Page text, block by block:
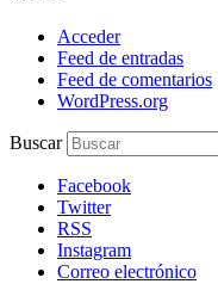
Acceder
Feed de entradas
Feed de comentarios
WordPress.org
Buscar
Facebook
Twitter
RSS
Instagram
Correo electrónico